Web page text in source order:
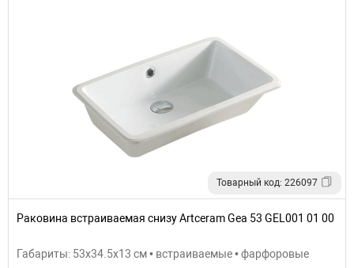
Товарный код: 226097
Раковина встраиваемая снизу Artceram Gea 53 GEL001 01 00
Габариты: 53x34.5x13 см • встраиваемые • фарфоровые